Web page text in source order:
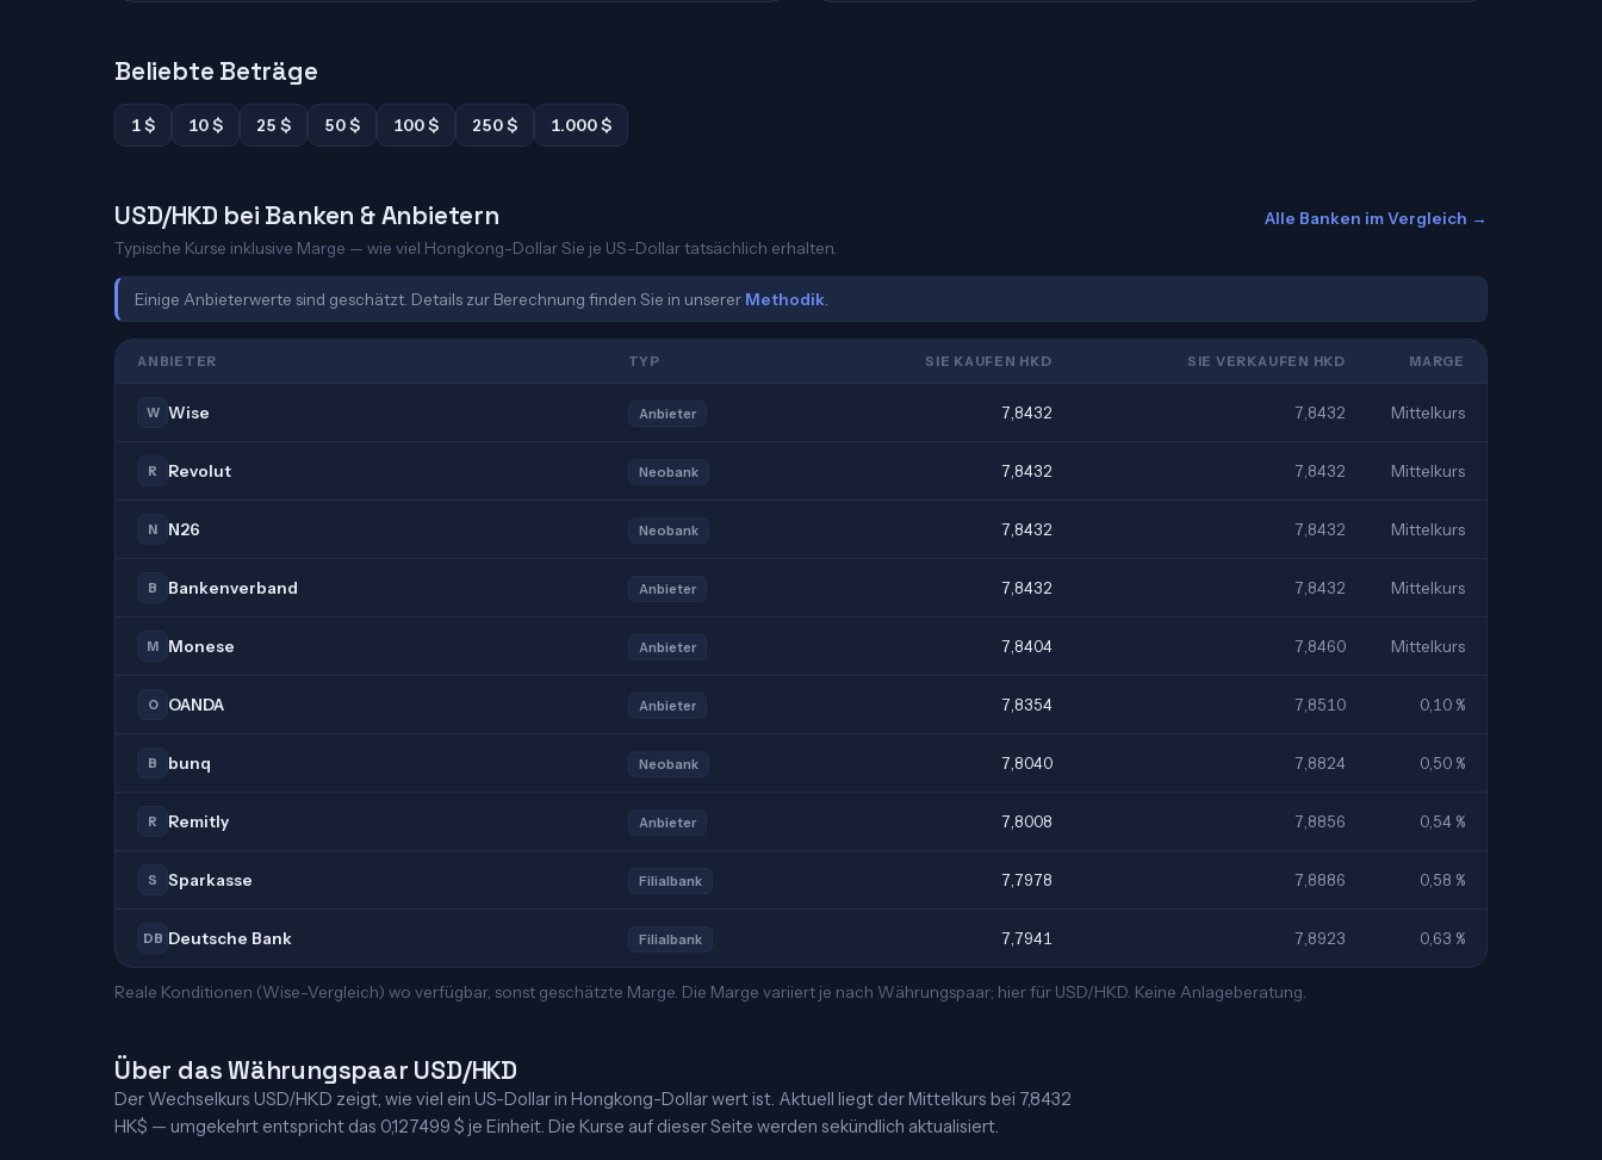
Beliebte Beträge
1 $ 10 $ 25 $ 50 $ 100 $ 250 $ 1.000 $
USD/HKD bei Banken & Anbietern
Typische Kurse inklusive Marge — wie viel Hongkong-Dollar Sie je US-Dollar tatsächlich erhalten.
Alle Banken im Vergleich →
Einige Anbieterwerte sind geschätzt. Details zur Berechnung finden Sie in unserer Methodik
ANBIETER TYP SIE KAUFEN HKD SIE VERKAUFEN HKD MARGE
W Wise Anbieter 7,8432 7,8432 Mittelkurs
R Revolut Neobank 7,8432 7,8432 Mittelkurs
N N26 Neobank 7,8432 7,8432 Mittelkurs
B Bankenverband Anbieter 7,8432 7,8432 Mittelkurs
M Monese Anbieter 7,8404 7,8460 Mittelkurs
O OANDA Anbieter 7,8354 7,8510 0,10 %
B bunq Neobank 7,8040 7,8824 0,50 %
R Remitly Anbieter 7,8008 7,8856 0,54 %
S Sparkasse Filialbank 7,7978 7,8886 0,58 %
DB Deutsche Bank Filialbank 7,7941 7,8923 0,63 %
Reale Konditionen (Wise-Vergleich) wo verfügbar, sonst geschätzte Marge. Die Marge variiert je nach Währungspaar; hier für USD/HKD. Keine Anlageberatung.
Über das Währungspaar USD/HKD
Der Wechselkurs USD/HKD zeigt, wie viel ein US-Dollar in Hongkong-Dollar wert ist. Aktuell liegt der Mittelkurs bei 7,8432
HK$ — umgekehrt entspricht das 0,127499 $ je Einheit. Die Kurse auf dieser Seite werden sekündlich aktualisiert.